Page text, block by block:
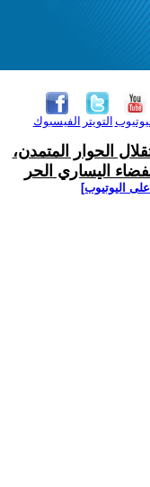
الفيسبوك التويتر
الحوار المتمدن،
اليساري الحر
اليوتيوب]